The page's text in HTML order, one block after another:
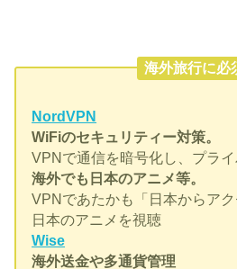
海外旅行に必
NordVPN
WiFiのセキュリティー対策。
VPNで通信を暗号化し、プラ
海外でも日本のアニメ等。
VPNであたかも「日本からアク
日本のアニメを視聴
Wise
海外送金や多通貨管理